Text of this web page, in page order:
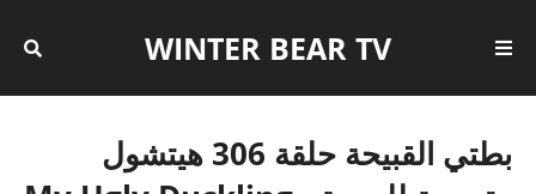
WINTER BEAR TV
بطتي القبيحة حلقة 306 هيتشول